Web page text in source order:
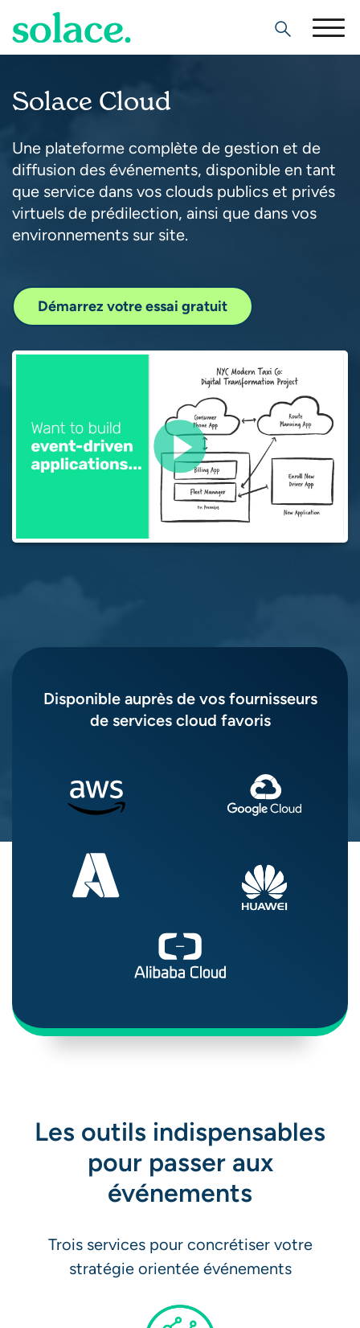
Search
Solace Cloud
Une plateforme complète de gestion et de
diffusion des événements, disponible en tant
que service dans vos clouds publics et privés
virtuels de prédilection, ainsi que dans vos
environnements sur site.
Démarrez votre essai gratuit
Disponible auprès de vos fournisseurs
de services cloud favoris
Les outils indispensables
pour passer aux
événements
Trois services pour concrétiser votre
stratégie orientée événements